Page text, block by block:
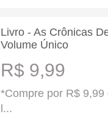
Livro - As Crônicas
Volume Único
R$ 9,99
*Compre por R$ 9,99
l...